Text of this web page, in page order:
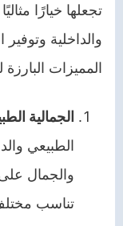
تجعلها خيارًا
والداخلية
المميزات
الجمالية
الطبيعي
والجمال
تناسب